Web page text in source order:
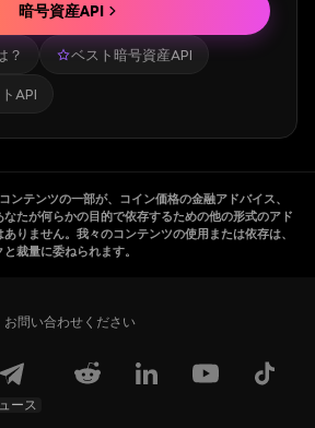
？ ベスト暗号資産API
API
暗号資産API
ンテンツの一部が、コイン価格の金融アドバイス、
たが何らかの目的で依存するための他の形式のアド
りません。我々のコンテンツの使用または依存は、
裁量に委ねられます。
お問い合わせください
ース